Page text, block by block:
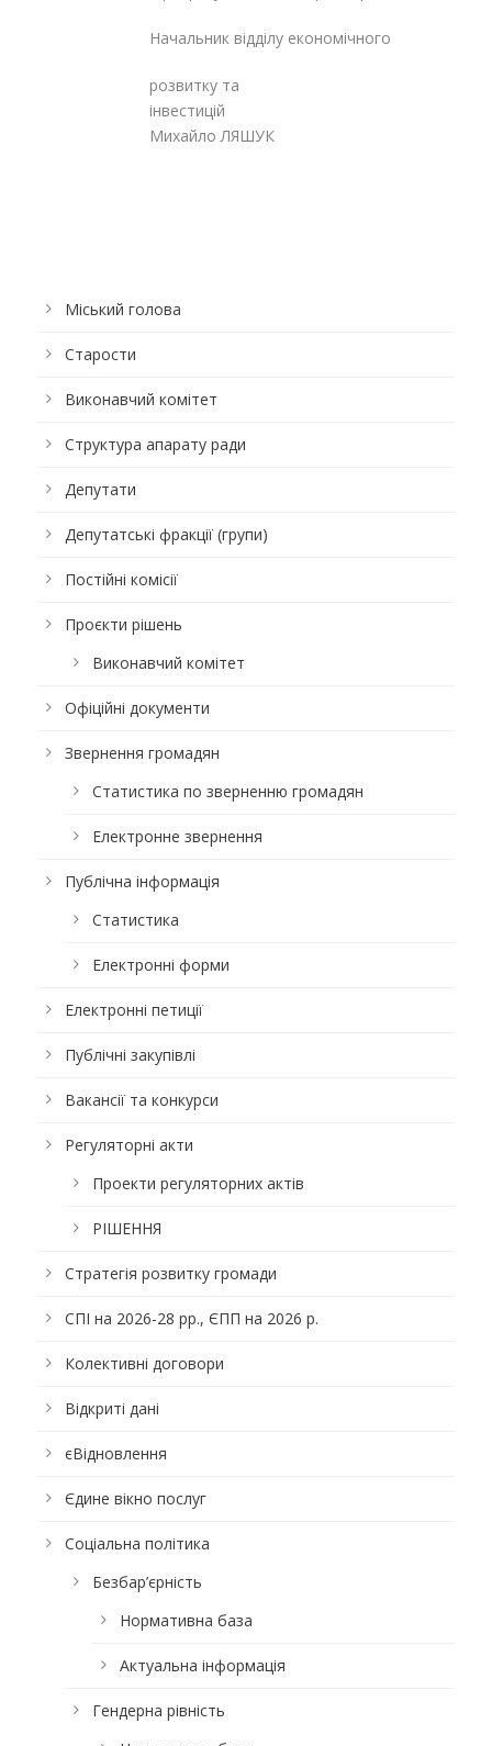
Начальник відділу економічного
розвитку та
інвестицій
Михайло ЛЯШУК
Міський голова
Старости
Виконавчий комітет
Структура апарату ради
Депутати
Депутатські фракції (групи)
Постійні комісії
Проєкти рішень
Виконавчий комітет
Офіційні документи
Звернення громадян
Статистика по зверненню громадян
Електронне звернення
Публічна інформація
Статистика
Електронні форми
Електронні петиції
Публічні закупівлі
Вакансії та конкурси
Регуляторні акти
Проекти регуляторних актів
РІШЕННЯ
Стратегія розвитку громади
СПІ на 2026-28 рр., ЄПП на 2026 р.
Колективні договори
Відкриті дані
єВідновлення
Єдине вікно послуг
Соціальна політика
Безбар’єрність
Нормативна база
Актуальна інформація
Гендерна рівність